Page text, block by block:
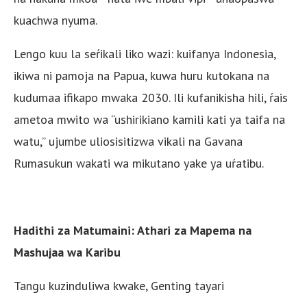
kuachwa nyuma.
Lengo kuu la seŕikali liko wazi: kuifanya Indonesia,
ikiwa ni pamoja na Papua, kuwa huru kutokana na
kudumaa ifikapo mwaka 2030. Ili kufanikisha hili, ŕais
ametoa mwito wa “ushirikiano kamili kati ya taifa na
watu,” ujumbe uliosisitizwa vikali na Gavana
Rumasukun wakati wa mikutano yake ya uŕatibu.
Hadithi za Matumaini: Athari za Mapema na
Mashujaa wa Karibu
Tangu kuzinduliwa kwake, Genting tayari